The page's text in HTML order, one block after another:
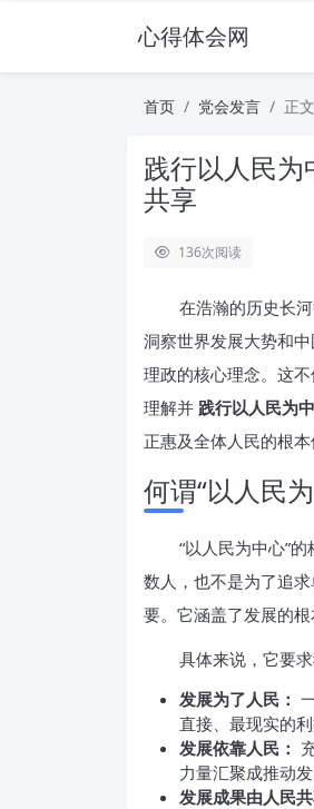
心得体会网
首页 党会发言 正文
践行以人民
共享
136次阅读
在浩瀚的历史长
洞察世界发展大势和
理政的核心理念。这
理解并 践行以人民为
正惠及全体人民的根本
何谓“以人民
“以人民为中心”
数人，也不是为了追
要。它涵盖了发展的
具体来说，它要求
发展为了人民：
直接、最现实的利
发展依靠人民：
力量汇聚成推动发
发展成果由人民共